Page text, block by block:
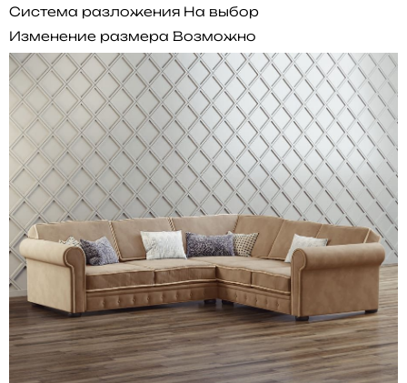
Система разложения На выбор
Изменение размера Возможно